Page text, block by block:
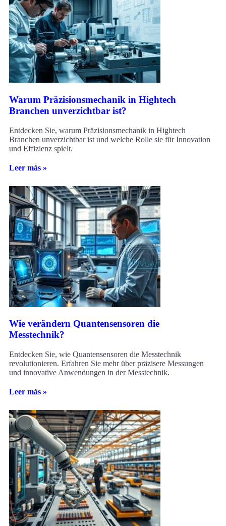
Warum Präzisionsmechanik in Hightech
Branchen unverzichtbar ist?
Entdecken Sie, warum Präzisionsmechanik in Hightech
Branchen unverzichtbar ist und welche Rolle sie für Innovation
und Effizienz spielt.
Leer más »
Wie verändern Quantensensoren die
Messtechnik?
Entdecken Sie, wie Quantensensoren die Messtechnik
revolutionieren. Erfahren Sie mehr über präzisere Messungen
und innovative Anwendungen in der Messtechnik.
Leer más »